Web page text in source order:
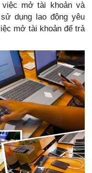
mở tài khoản và
dụng lao động yêu
mở tài khoản để trả